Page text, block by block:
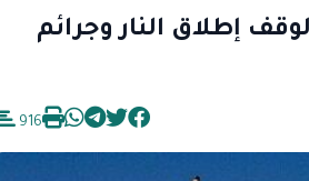
إطلاق النار وجرائم
916